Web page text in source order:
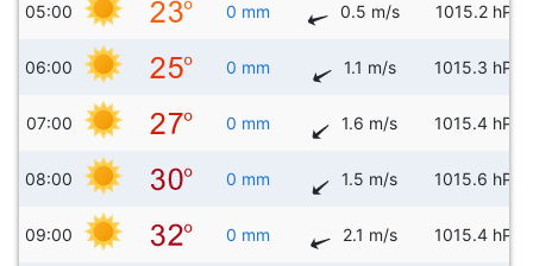
05:00 0 mm 0.5 m/s 1015.2 hPa
06:00 0 mm 1.1 m/s 1015.3 hPa
07:00 0 mm 1.6 m/s 1015.4 hPa
08:00 0 mm 1.5 m/s 1015.6 hPa
09:00 0 mm 2.1 m/s 1015.4 hPa